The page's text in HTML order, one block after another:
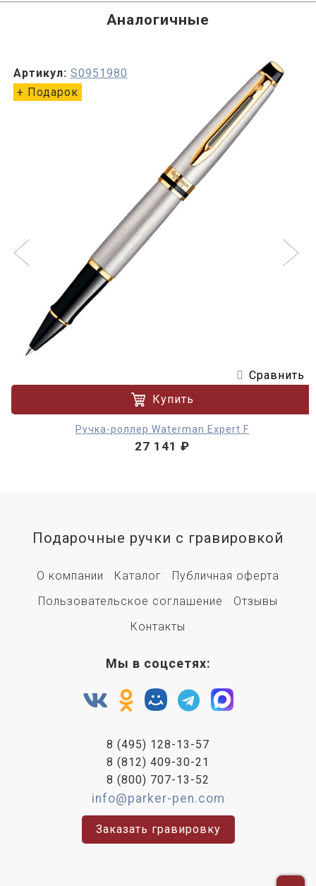
Аналогичные
+ Подарок
Артикул: S0951980
Сравнить
Купить
Ручка-роллер Waterman Expert F
27 141 ₽
Подарочные ручки с гравировкой
О компании Каталог
Публичная оферта
Пользовательское соглашение
Отзывы
Контакты
Мы в соцсетях:
8 (495) 128-13-57
8 (812) 409-30-21
8 (800) 707-13-52
info@parker-pen.com
Заказать гравировку